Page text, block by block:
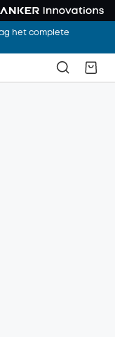
het complete